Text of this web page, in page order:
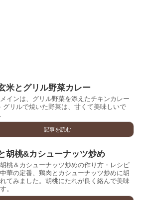
米とグリル野菜カレー
インは、グリル野菜を添えたチキンカレー
グリルで焼いた野菜は、甘くて美味しいで
記事を読む
胡桃&カシューナッツ炒め
桃＆カシューナッツ炒めの作り方・レシピ
華の定番、鶏肉とカシューナッツ炒めに胡
てみました。胡桃にたれが良く絡んで美味
。